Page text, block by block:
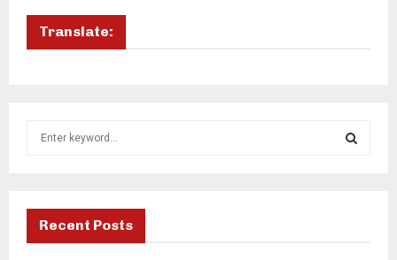
Translate:
f
Recent Posts